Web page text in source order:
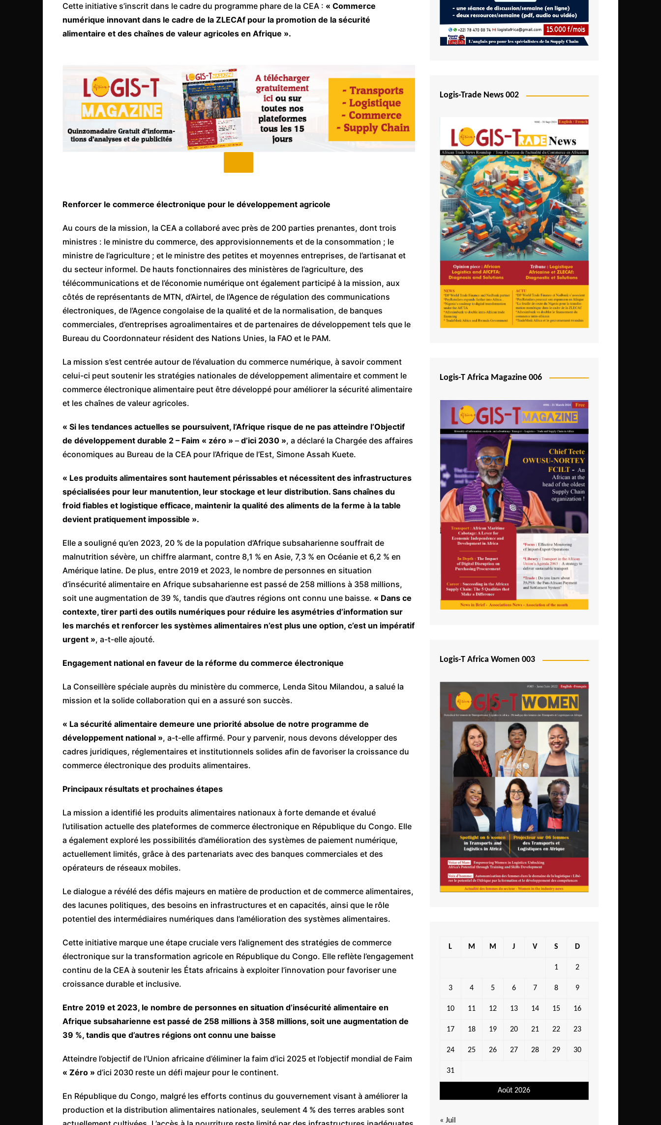
Liberia
Mali
Mozambique
Namibie
Niger
Togo
Tunisie
République Démocratique du
Congo
São Tomé et Príncipe
Seychelles
Sierra Leone
Zimbabwe
Cette initiative s’inscrit dans le cadre du programme phare de la CEA : « Commerce
numérique innovant dans le cadre de la ZLECAf pour la promotion de la sécurité
alimentaire et des chaînes de valeur agricoles en Afrique ».
Renforcer le commerce électronique pour le développement agricole
Au cours de la mission, la CEA a collaboré avec près de 200 parties prenantes, dont trois
ministres : le ministre du commerce, des approvisionnements et de la consommation ; le
ministre de l’agriculture ; et le ministre des petites et moyennes entreprises, de l’artisanat et
du secteur informel. De hauts fonctionnaires des ministères de l’agriculture, des
télécommunications et de l’économie numérique ont également participé à la mission, aux
côtés de représentants de MTN, d’Airtel, de l’Agence de régulation des communications
électroniques, de l’Agence congolaise de la qualité et de la normalisation, de banques
commerciales, d’entreprises agroalimentaires et de partenaires de développement tels que le
Bureau du Coordonnateur résident des Nations Unies, la FAO et le PAM.
La mission s’est centrée autour de l’évaluation du commerce numérique, à savoir comment
celui-ci peut soutenir les stratégies nationales de développement alimentaire et comment le
commerce électronique alimentaire peut être développé pour améliorer la sécurité alimentaire
et les chaînes de valeur agricoles.
« Si les tendances actuelles se poursuivent, l’Afrique risque de ne pas atteindre l’Objectif
de développement durable 2 – Faim « zéro » – d’ici 2030 », a déclaré la Chargée des affaires
économiques au Bureau de la CEA pour l’Afrique de l’Est, Simone Assah Kuete.
« Les produits alimentaires sont hautement périssables et nécessitent des infrastructures
spécialisées pour leur manutention, leur stockage et leur distribution. Sans chaînes du
froid fiables et logistique efficace, maintenir la qualité des aliments de la ferme à la table
devient pratiquement impossible ».
Elle a souligné qu’en 2023, 20 % de la population d’Afrique subsaharienne souffrait de
malnutrition sévère, un chiffre alarmant, contre 8,1 % en Asie, 7,3 % en Océanie et 6,2 % en
Amérique latine. De plus, entre 2019 et 2023, le nombre de personnes en situation
d’insécurité alimentaire en Afrique subsaharienne est passé de 258 millions à 358 millions,
soit une augmentation de 39 %, tandis que d’autres régions ont connu une baisse. « Dans ce
contexte, tirer parti des outils numériques pour réduire les asymétries d’information sur
les marchés et renforcer les systèmes alimentaires n’est plus une option, c’est un impératif
urgent », a-t-elle ajouté.
Engagement national en faveur de la réforme du commerce électronique
La Conseillère spéciale auprès du ministère du commerce, Lenda Sitou Milandou, a salué la
mission et la solide collaboration qui en a assuré son succès.
« La sécurité alimentaire demeure une priorité absolue de notre programme de
développement national », a-t-elle affirmé. Pour y parvenir, nous devons développer des
cadres juridiques, réglementaires et institutionnels solides afin de favoriser la croissance du
commerce électronique des produits alimentaires.
Principaux résultats et prochaines étapes
La mission a identifié les produits alimentaires nationaux à forte demande et évalué
l’utilisation actuelle des plateformes de commerce électronique en République du Congo. Elle
a également exploré les possibilités d’amélioration des systèmes de paiement numérique,
actuellement limités, grâce à des partenariats avec des banques commerciales et des
opérateurs de réseaux mobiles.
Le dialogue a révélé des défis majeurs en matière de production et de commerce alimentaires,
des lacunes politiques, des besoins en infrastructures et en capacités, ainsi que le rôle
potentiel des intermédiaires numériques dans l’amélioration des systèmes alimentaires.
Cette initiative marque une étape cruciale vers l’alignement des stratégies de commerce
électronique sur la transformation agricole en République du Congo. Elle reflète l’engagement
continu de la CEA à soutenir les États africains à exploiter l’innovation pour favoriser une
croissance durable et inclusive.
Entre 2019 et 2023, le nombre de personnes en situation d’insécurité alimentaire en
Afrique subsaharienne est passé de 258 millions à 358 millions, soit une augmentation de
39 %, tandis que d’autres régions ont connu une baisse
Atteindre l’objectif de l’Union africaine d’éliminer la faim d’ici 2025 et l’objectif mondial de Faim
« Zéro » d’ici 2030 reste un défi majeur pour le continent.
En République du Congo, malgré les efforts continus du gouvernement visant à améliorer la
production et la distribution alimentaires nationales, seulement 4 % des terres arables sont
Logis-Trade News 002
Logis-T Africa Magazine 006
Logis-T Africa Women 003
Août 2026
L M M J V S D
1 2
3 4 5 6 7 8 9
10 11 12 13 14 15 16
17 18 19 20 21 22 23
24 25 26 27 28 29 30
31
« Juil